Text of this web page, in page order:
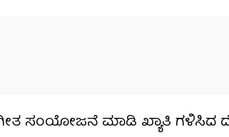
ಸಂಗೀತ ಸಂಯೋಜನೆ ಮಾಡಿ ಖ್ಯಾತಿ